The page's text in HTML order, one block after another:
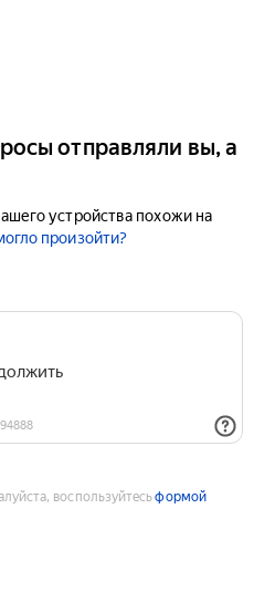
отправляли вы, а
устройства похожи на
произойти?
воспользуйтесьформой